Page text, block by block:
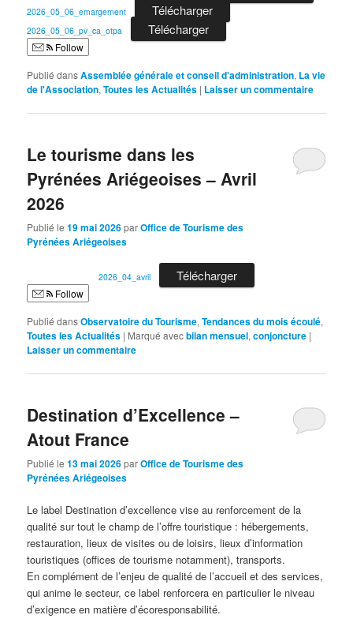
2026_05_06_emargement Télécharger
2026_05_06_pv_ca_otpa Télécharger
Follow
Publié dansAssemblée générale et conseil d'administration, La vie
de l'Association,Toutes les Actualités | Laisser un commentaire
Le tourisme dans les
Pyrénées Ariégeoises – Avril
2026
Publié le19 mai 2026parOffice de Tourisme des
Pyrénées Ariégeoises
2026_04_avril Télécharger
Follow
Publié dansObservatoire du Tourisme,Tendances du mois écoulé,
Toutes les Actualités | Marqué avecbilan mensuel,conjoncture |
Laisser un commentaire
Destination d’Excellence –
Atout France
Publié le13 mai 2026parOffice de Tourisme des
Pyrénées Ariégeoises
Le label Destination d’excellence vise au renforcement de la
qualité sur tout le champ de l’offre touristique : hébergements,
restauration, lieux de visites ou de loisirs, lieux d’information
touristiques (offices de tourisme notamment), transports.
En complément de l’enjeu de qualité de l’accueil et des services,
qui anime le secteur, ce label renforcera en particulier le niveau
d’exigence en matière d’écoresponsabilité.